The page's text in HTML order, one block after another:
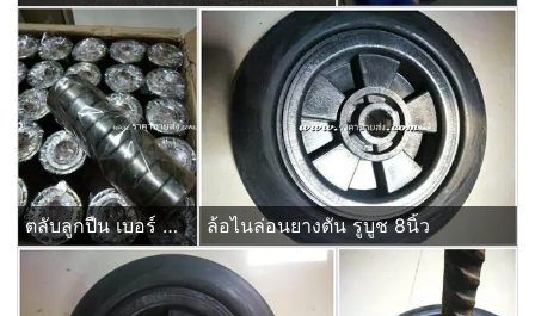
ตลับลูกปืน เบอร์ 6204zz ยกลัง 250ลูก ล้อไนล่อนยางตัน รูบูช 8นิ้ว